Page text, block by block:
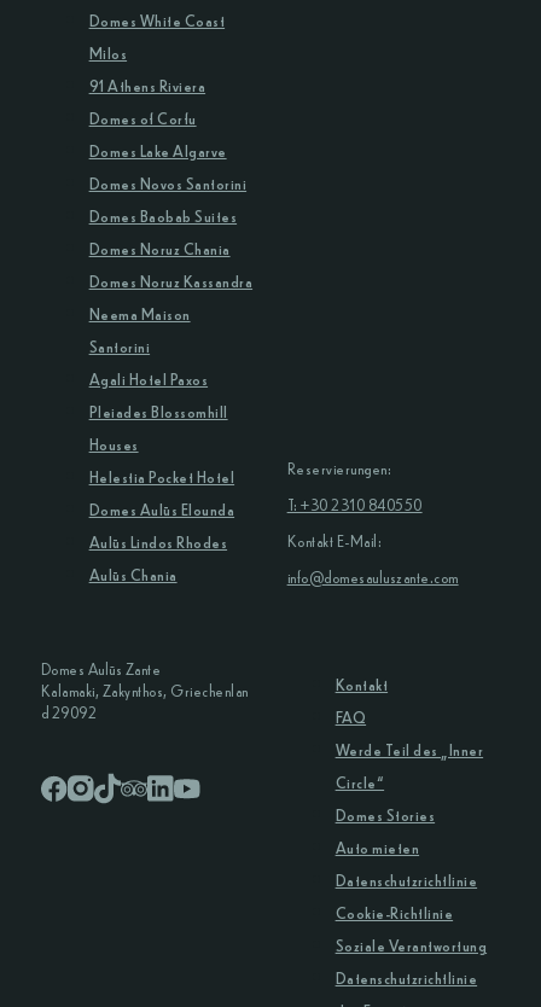
Domes Aulūs Zante
Kalamaki, Zakynthos, Griechenlan
d 29092
Kontakt
FAQ
Werde Teil des „Inner
Circle“
Domes Stories
Auto mieten
Datenschutzrichtlinie
Cookie-Richtlinie
Soziale Verantwortung
Datenschutzrichtlinie
Reservierungen:
T: +30 2310 840550
Kontakt E-Mail:
info@domesauluszante.com
Domes White Coast
Milos
91 Athens Riviera
Domes of Corfu
Domes Lake Algarve
Domes Novos Santorini
Domes Baobab Suites
Domes Noruz Chania
Domes Noruz Kassandra
Neema Maison
Santorini
Agali Hotel Paxos
Pleiades Blossomhill
Houses
Helestia Pocket Hotel
Domes Aulūs Elounda
Aulūs Lindos Rhodes
Aulūs Chania